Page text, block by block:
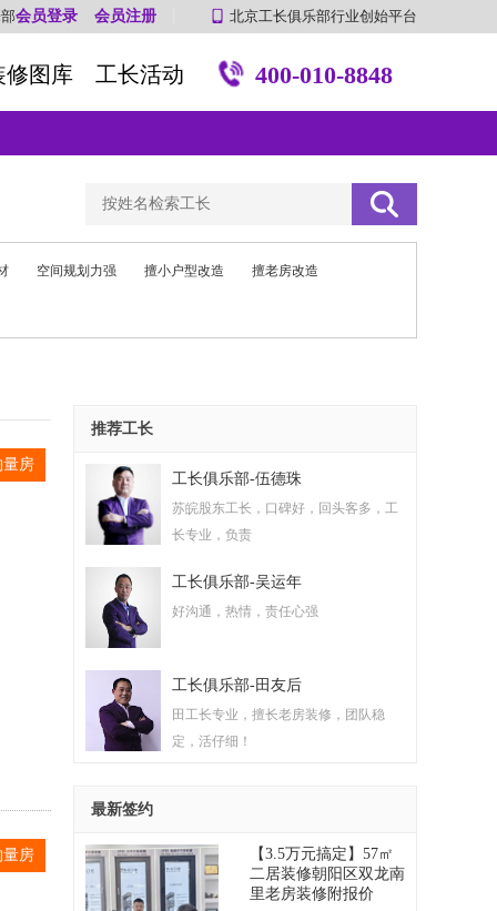
会员登录 会员注册 北京工长俱乐部行业创始平台
修图库 工长活动 400-010-8848
空间规划力强 擅小户型改造 擅老房改造
房
房
推荐工长
工长俱乐部-伍德珠
苏皖股东工长，口碑好，回头客多，工
长专业，负责
工长俱乐部-吴运年
好沟通，热情，责任心强
工长俱乐部-田友后
田工长专业，擅长老房装修，团队稳
定，活仔细！
最新签约
【3.5万元搞定】57㎡
二居装修朝阳区双龙南
里老房装修附报价